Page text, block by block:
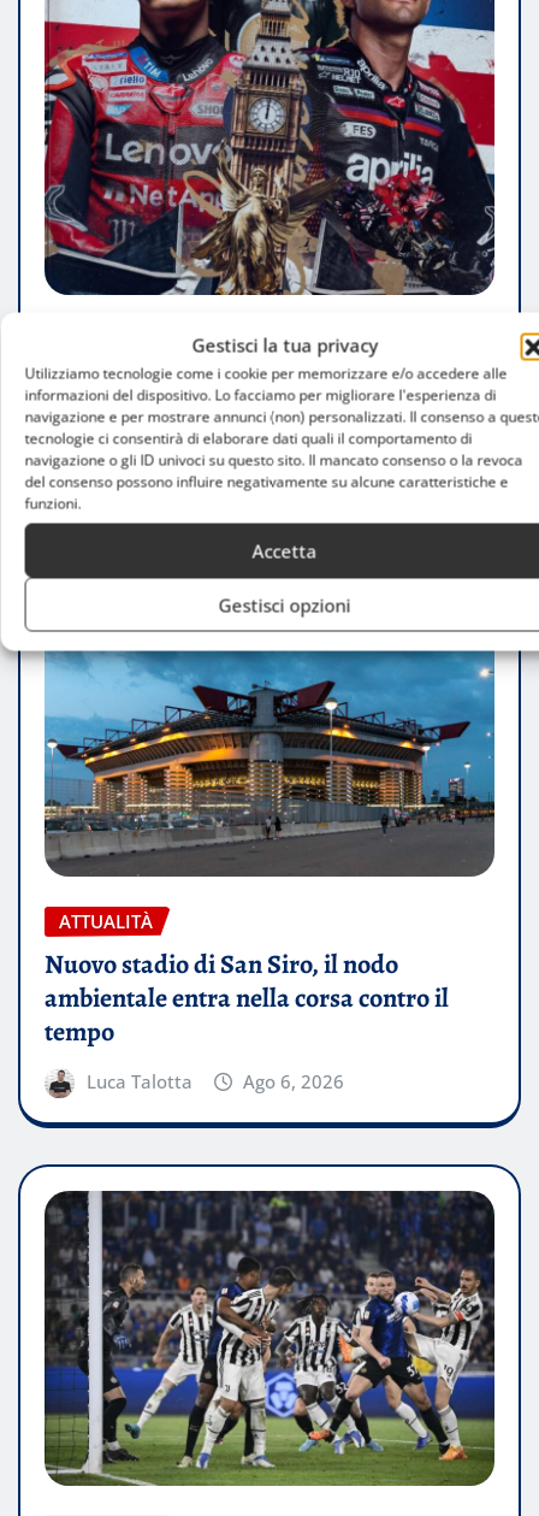
Gestisci la tua privacy
Utilizziamo tecnologie come i cookie per memorizzare e/o accedere alle
informazioni del dispositivo. Lo facciamo per migliorare l'esperienza di
navigazione e per mostrare annunci (non) personalizzati. Il consenso a
tecnologie ci consentirà di elaborare dati quali il comportamento di
navigazione o gli ID univoci su questo sito. Il mancato consenso o la revoca
del consenso possono influire negativamente su alcune caratteristiche e
funzioni.
Accetta
Gestisci opzioni
GP Gran Bretagna MotoGP 2026, orari tv
e programma a Silverstone
Emma Citterio Ago 6, 2026
ATTUALITÀ
Nuovo stadio di San Siro, il nodo
ambientale entra nella corsa contro il
tempo
Luca Talotta Ago 6, 2026